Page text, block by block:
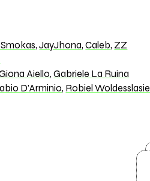
,JayJhona,Caleb, ZZ
Aiello,Gabriele La Ruina
D'Arminio, Robiel Woldesslasie